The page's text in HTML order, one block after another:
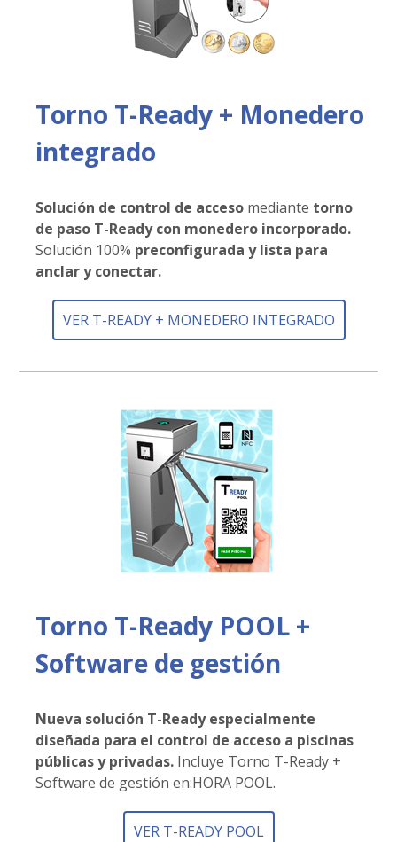
Torno T-Ready + Monedero
integrado
Solución de control de acceso mediante torno
de paso T-Ready con monedero incorporado.
Solución 100% preconfigurada y lista para
anclar y conectar.
VER T-READY + MONEDERO INTEGRADO
Torno T-Ready POOL +
Software de gestión
Nueva solución T-Ready especialmente
diseñada para el control de acceso a piscinas
públicas y privadas. Incluye Torno T-Ready +
Software de gestión en:HORA POOL.
VER T-READY POOL